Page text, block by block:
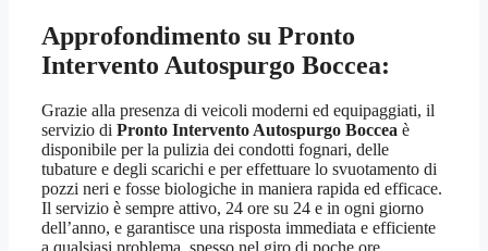
Approfondimento su Pronto
Intervento Autospurgo Boccea:
Grazie alla presenza di veicoli moderni ed equipaggiati, il
servizio di Pronto Intervento Autospurgo Boccea è
disponibile per la pulizia dei condotti fognari, delle
tubature e degli scarichi e per effettuare lo svuotamento di
pozzi neri e fosse biologiche in maniera rapida ed efficace.
Il servizio è sempre attivo, 24 ore su 24 e in ogni giorno
dell’anno, e garantisce una risposta immediata e efficiente